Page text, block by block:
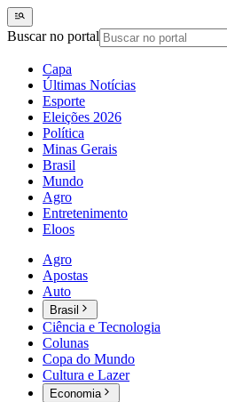
Buscar no portal
Capa
Últimas Notícias
Esporte
Eleições 2026
Política
Minas Gerais
Brasil
Mundo
Agro
Entretenimento
Eloos
Agro
Apostas
Auto
Brasil
Ciência e Tecnologia
Colunas
Copa do Mundo
Cultura e Lazer
Economia